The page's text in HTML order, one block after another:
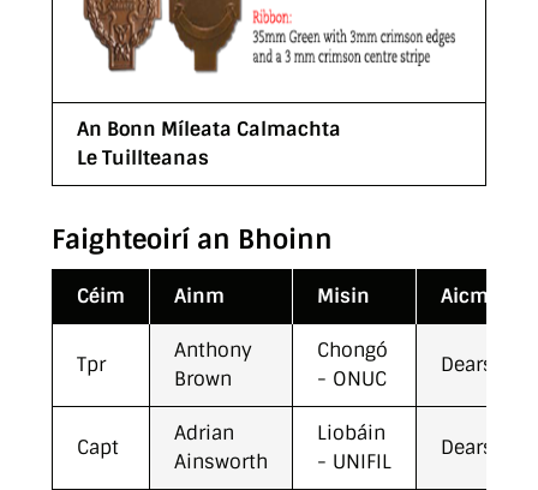
An Bonn Míleata Calmachta
Le Tuillteanas
Faighteoirí an Bhoinn
Céim Ainm Misin Aicmí
Tpr
Anthony
Brown
Chongó
- ONUC
Capt
Adrian
Ainsworth
Liobáin
- UNIFIL